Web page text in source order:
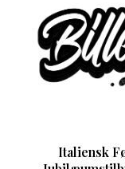
Italiensk